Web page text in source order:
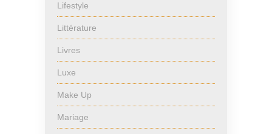
Lifestyle
Littérature
Livres
Luxe
Make Up
Mariage